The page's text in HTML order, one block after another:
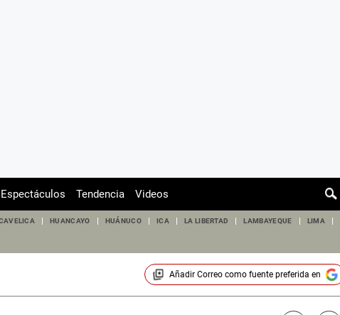
Espectáculos Tendencia Videos
HUANCAYO HUÁNUCO ICA LA LIBERTAD LAMBAYEQUE LIMA
Añadir Correocomo fuente preferida en